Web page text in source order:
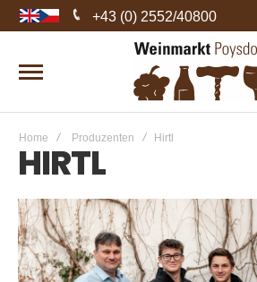
+43 (0) 2552/40800
Home Produzenten Hirtl
HIRTL